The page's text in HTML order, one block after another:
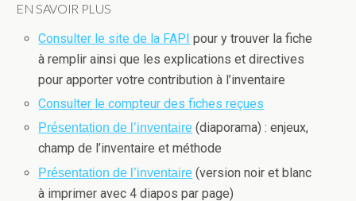
EN SAVOIR PLUS
Consulter le site de la FAPI pour y trouver la fiche
à remplir ainsi que les explications et directives
pour apporter votre contribution à l’inventaire
Consulter le compteur des fiches reçues
Présentation de l’inventaire (diaporama) : enjeux,
champ de l’inventaire et méthode
Présentation de l’inventaire (version noir et blanc
à imprimer avec 4 diapos par page)